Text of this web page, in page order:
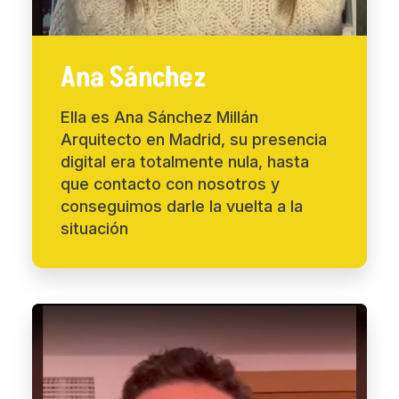
Ana Sánchez
Ella es Ana Sánchez Millán
Arquitecto en Madrid, su presencia
digital era totalmente nula, hasta
que contacto con nosotros y
conseguimos darle la vuelta a la
situación